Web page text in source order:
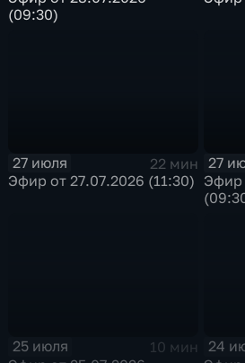
(09:30)
27 июля
22 мин
Эфир от 27.07.2026 (11:30)
27
Эфир
25 июля
10 мин
24